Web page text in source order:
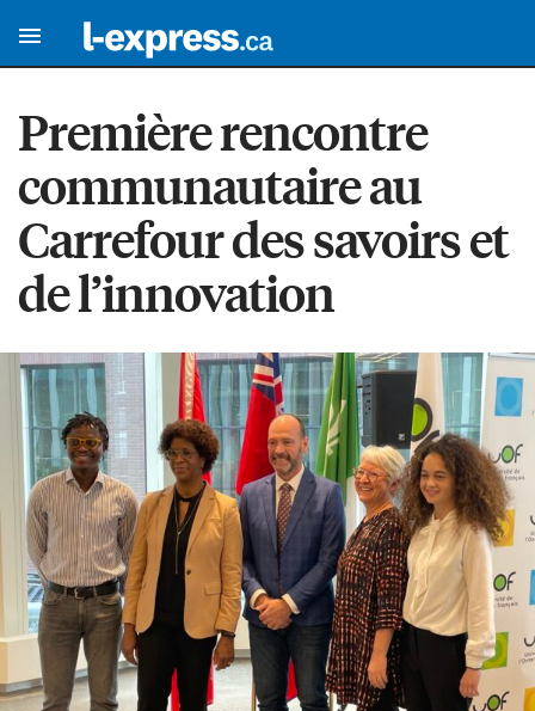
Première rencontre
communautaire au
Carrefour des savoirs et
de l’innovation